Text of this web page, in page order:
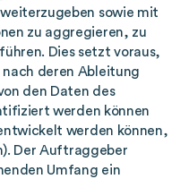
sowie mit
zu aggregieren, zu
Dies setzt voraus,
deren Ableitung
den Daten des
werden können
werden können,
Der Auftraggeber
Umfang ein